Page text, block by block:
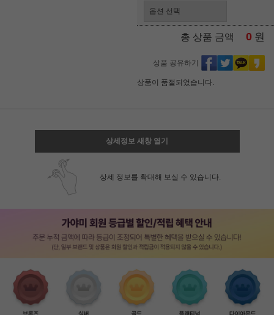
총 상품 금액 0 원
상품 공유하기
상품이 품절되었습니다.
상세정보 새창 열기
상세 정보를 확대해 보실 수 있습니다.